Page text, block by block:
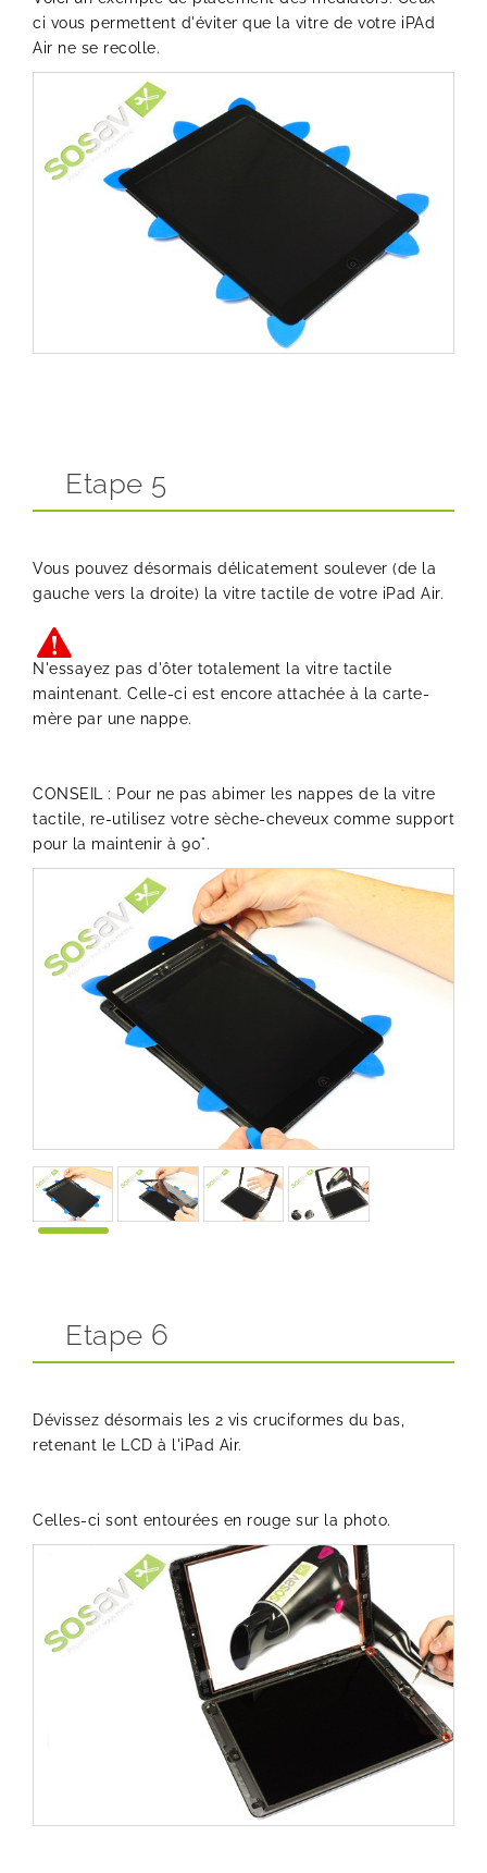
ci vous permettent d'éviter que la vitre de votre iPAd
Air ne se recolle.
Etape 5
Vous pouvez désormais délicatement soulever (de la
gauche vers la droite) la vitre tactile de votre iPad Air.
N'essayez pas d'ôter totalement la vitre tactile
maintenant. Celle-ci est encore attachée à la carte-
mère par une nappe.
CONSEIL : Pour ne pas abimer les nappes de la vitre
tactile, re-utilisez votre sèche-cheveux comme support
pour la maintenir à 90°.
Etape 6
Dévissez désormais les 2 vis cruciformes du bas,
retenant le LCD à l'iPad Air.
Celles-ci sont entourées en rouge sur la photo.